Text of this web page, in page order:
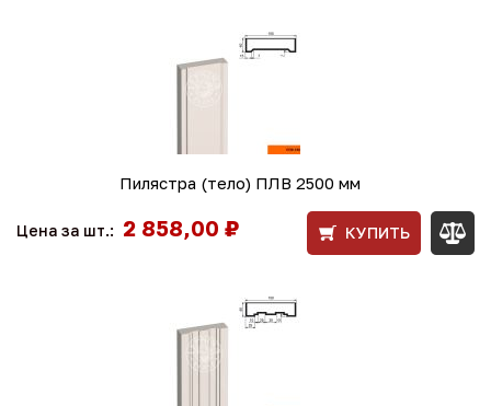
Пилястра (тело) ПЛВ 2500 мм
Цена за шт.: 2 858,00 ₽ КУПИТЬ